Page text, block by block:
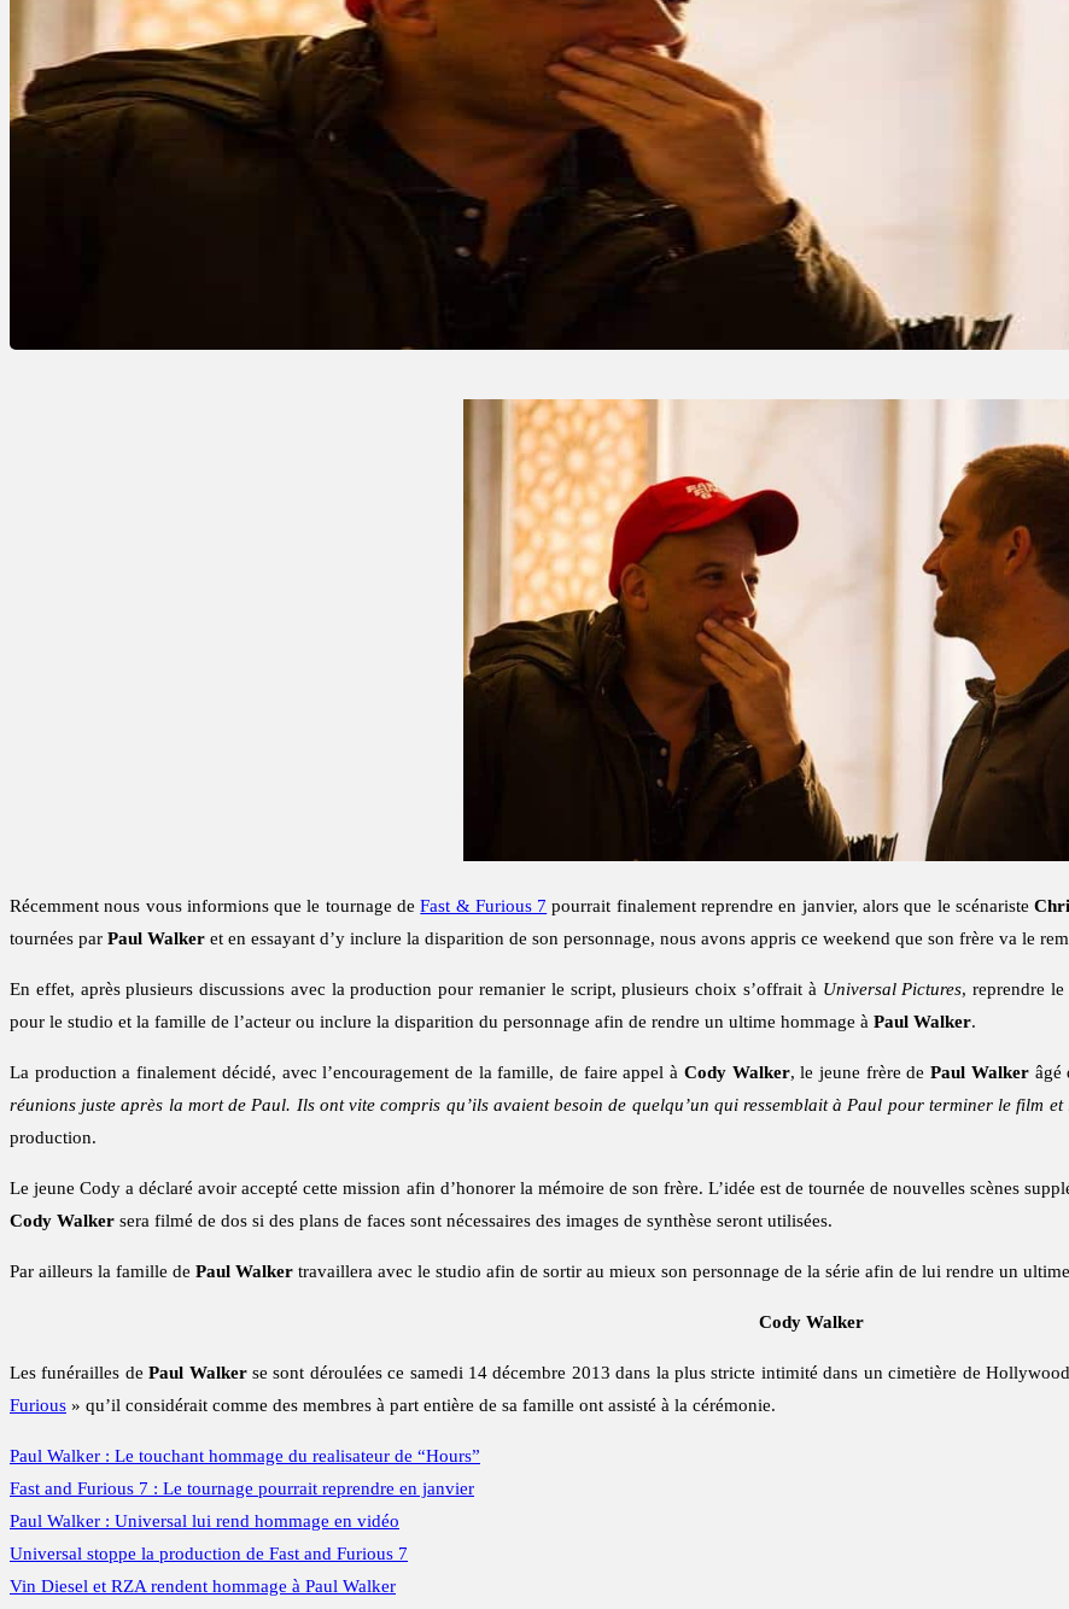
Récemment nous vous informions que le tournage deFast & Furious 7 pourrait finalement reprendre en janvier, alors que le scénariste
tournées par Paul Walker et en essayant d’y inclure la disparition de son personnage, nous avons appris ce weekend que son frère va le
En effet, après plusieurs discussions avec la production pour remanier le script, plusieurs choix s’offrait à Universal Pictures, reprendre
pour le studio et la famille de l’acteur ou inclure la disparition du personnage afin de rendre un ultime hommage à Paul Walker.
La production a finalement décidé, avec l’encouragement de la famille, de faire appel à Cody Walker, le jeune frère dePaul Walkerâgé
réunions juste après la mort de Paul. Ils ont vite compris qu’ils avaient besoin de quelqu’un qui ressemblait à Paul pour terminer le film
production.
Le jeune Cody a déclaré avoir accepté cette mission afin d’honorer la mémoire de son frère. L’idée est de tournée de nouvelles scènes
Cody Walker sera filmé de dos si des plans de faces sont nécessaires des images de synthèse seront utilisées.
Par ailleurs la famille de Paul Walker travaillera avec le studio afin de sortir au mieux son personnage de la série afin de lui rendre un
Cody Walker
Les funérailles dePaul Walkerse sont déroulées ce samedi 14 décembre 2013 dans la plus stricte intimité dans un cimetière de
Furious » qu’il considérait comme des membres à part entière de sa famille ont assisté à la cérémonie.
Paul Walker : Le touchant hommage du realisateur de “Hours”
Fast and Furious 7 : Le tournage pourrait reprendre en janvier
Paul Walker : Universal lui rend hommage en vidéo
Universal stoppe la production de Fast and Furious 7
Vin Diesel et RZA rendent hommage à Paul Walker